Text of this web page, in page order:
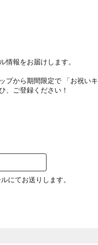
情報をお届けします。
プから期間限定で 「お祝い
、ご登録ください！
にてお送りします。